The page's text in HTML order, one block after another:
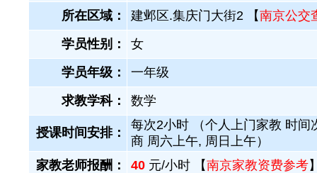
所在区域：
建邺区.集庆门大街2 【南京公交
学员性别：
女
学员年级：
一年级
求教学科：
数学
授课时间安排：
每次2小时 （个人上门家教 时间
商 周六上午, 周日上午）
家教老师报酬：
40 元/小时 【南京家教资费参考